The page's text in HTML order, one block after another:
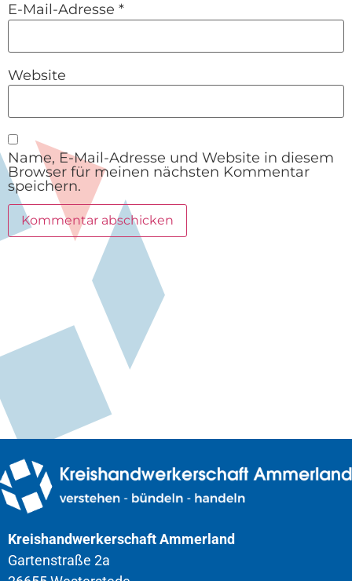
E-Mail-Adresse *
Website
Name, E-Mail-Adresse und Website in diesem
Browser für meinen nächsten Kommentar
speichern.
Kreishandwerkerschaft Ammerland
Gartenstraße 2a